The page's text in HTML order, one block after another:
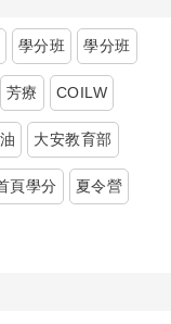
學分班 學分班
芳療 COILW
大安教育部
頁學分 夏令營